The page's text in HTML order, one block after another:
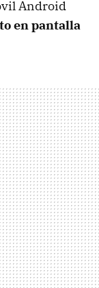
Android
en pantalla